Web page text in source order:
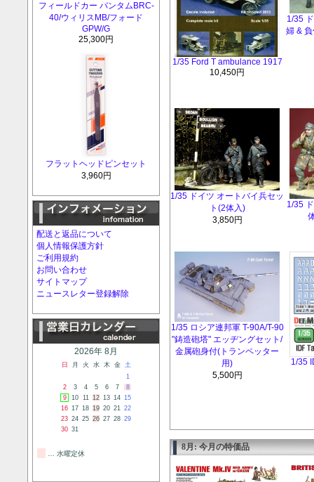
フィールドカー バンタムBRC-
40/ウィリスMB/フォード
GPW/G
25,300円
フラットヘッドピンセット
3,960円
配送と返品について
個人情報保護方針
ご利用規約
お問い合わせ
サイトマップ
ニュースレター登録解除
2026年 8月
日 月 火 水 木 金
土
1
2
3 4 5 6 7
8
9
10 11 12 13 14 15
16 17 18 19 20 21 22
23 24 25 26 27 28 29
30 31
… 水曜定休
1/35 Ford T ambulance 1917
10,450円
1/35
婦 &
1/35 ドイツ オートバイ兵セッ
ト(2体入)
3,850円
1/35
1/35 ロシア連邦軍 T-90A/T-90
"鋳造砲塔" エッヂングセット/
金属砲身付(トランペッター
用)
5,500円
1/35
8月: 今月の特価品